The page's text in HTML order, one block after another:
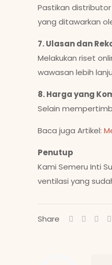
Pastikan
yang ditawarkan
7. Ulasan dan
Melakukan riset
wawasan lebih
8. Harga yang
Selain
Baca juga Artikel:
Penutup
Kami Semeru Inti
ventilasi yang
Share